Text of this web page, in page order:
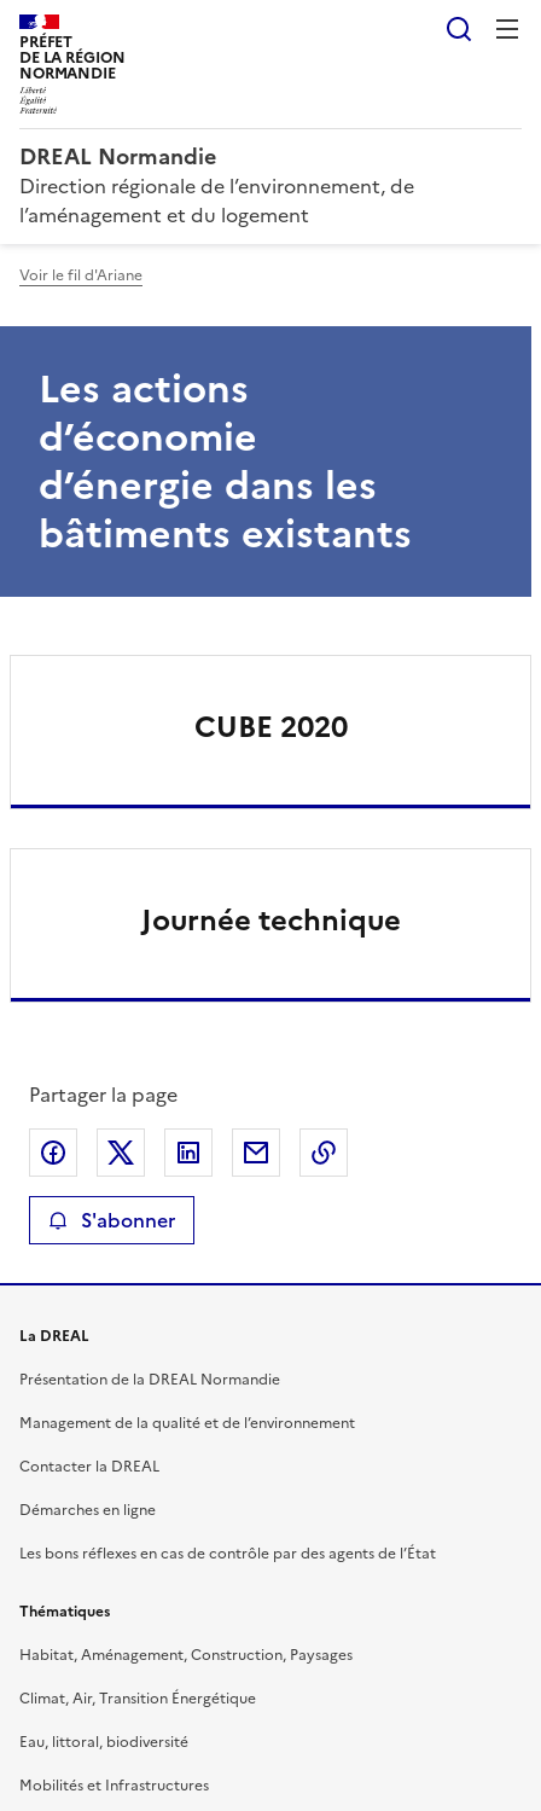
PRÉFET
DE LA RÉGION
NORMANDIE
DREAL Normandie
Direction régionale de l’environnement, de
l’aménagement et du logement
Voir le fil d'Ariane
Les actions
d’économie
d’énergie dans les
bâtiments existants
CUBE 2020
Journée technique
Partager la page
Partager sur Facebook
Partager sur XPartager sur LinkedIn
Partager par email
S'abonner
La DREAL
Présentation de la DREAL Normandie
Management de la qualité et de l’environnement
Contacter la DREAL
Démarches en ligne
Les bons réflexes en cas de contrôle par des agents de l’État
Thématiques
Habitat, Aménagement, Construction, Paysages
Climat, Air, Transition Énergétique
Eau, littoral, biodiversité
Mobilités et Infrastructures